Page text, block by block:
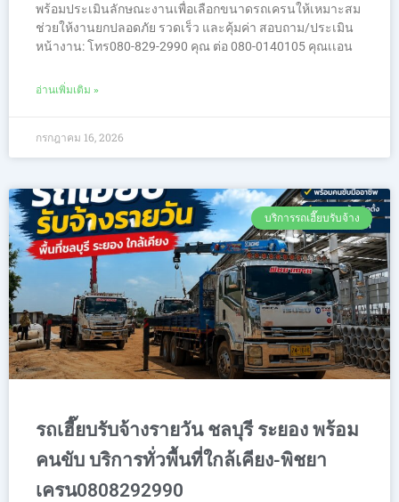
พร้อมประเมินลักษณะงานเพื่อเลือกขนาดรถเครนให้เหมาะสม
ช่วยให้งานยกปลอดภัย รวดเร็ว และคุ้มค่า สอบถาม/ประเมิน
หน้างาน: โทร080-829-2990 คุณ ต่อ 080-0140105 คุณเเอน
อ่านเพิ่มเติม »
กรกฎาคม 16, 2026
บริการรถเฮี๊ยบรับจ้าง
รถเฮี๊ยบรับจ้างรายวัน ชลบุรี ระยอง พร้อม
คนขับ บริการทั่วพื้นที่ใกล้เคียง-พิชยา
เครน0808292990